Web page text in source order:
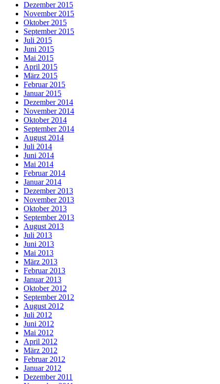
Dezember 2015
November 2015
Oktober 2015
September 2015
Juli 2015
Juni 2015
Mai 2015
April 2015
März 2015
Februar 2015
Januar 2015
Dezember 2014
November 2014
Oktober 2014
September 2014
August 2014
Juli 2014
Juni 2014
Mai 2014
Februar 2014
Januar 2014
Dezember 2013
November 2013
Oktober 2013
September 2013
August 2013
Juli 2013
Juni 2013
Mai 2013
März 2013
Februar 2013
Januar 2013
Oktober 2012
September 2012
August 2012
Juli 2012
Juni 2012
Mai 2012
April 2012
März 2012
Februar 2012
Januar 2012
Dezember 2011